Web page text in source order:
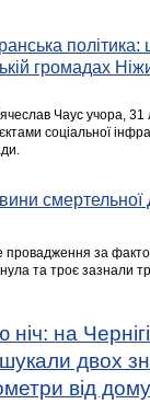
громадах
Чаус учора,
соціальної
провадження за
та троє зазнали
на
двох
від дому